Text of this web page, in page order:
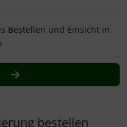
Bestellen und Einsicht in
bestellen